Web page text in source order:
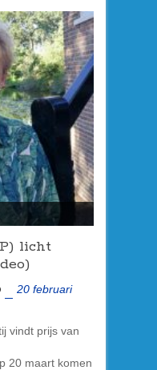
licht
20 februari
vindt prijs van
20 maart komen